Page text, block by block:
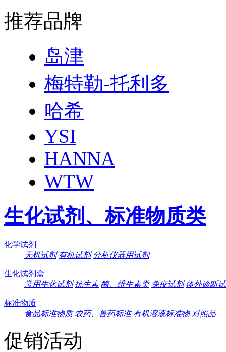
推荐品牌
岛津
梅特勒-托利多
哈希
YSI
HANNA
WTW
生化试剂、标准物质类
化学试剂
无机试剂 有机试剂 分析仪器用试剂
生化试剂盒
常用生化试剂 抗生素 酶、维生素类 免疫试剂 体外诊断
标准物质
食品标准物质 农药、兽药标准 有机溶液标准物 对照品
促销活动